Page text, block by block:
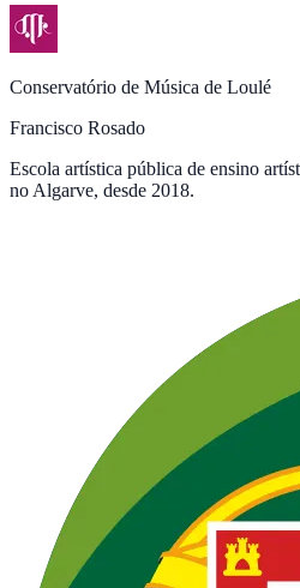
Conservatório de Música de Loulé
Francisco Rosado
Escola artística pública de ensino
no Algarve, desde 2018.